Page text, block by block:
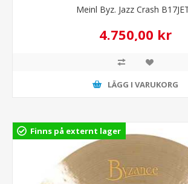
Meinl Byz. Jazz Crash
4.750,00 kr
LÄGG I VARUKORG
Finns på externt lager